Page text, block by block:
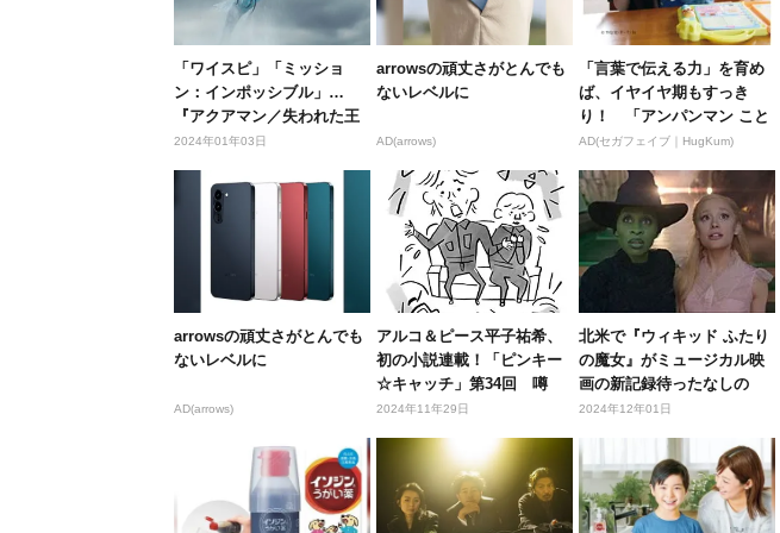
「ワイスピ」「ミッショ
ン：インポッシブル」…
『アクアマン／失われた王
国』と一緒に...
2024年01年03日
arrowsの頑丈さがとんでも
ないレベルに
AD(arrows)
「言葉で伝える力」を育め
ば、イヤイヤ期もすっき
り！ 「アンパンマン こと
ばずかん...
AD(セガフェイブ｜HugKum)
arrowsの頑丈さがとんでも
ないレベルに
AD(arrows)
アルコ＆ピース平子祐希、
初の小説連載！「ピンキー
☆キャッチ」第34回 噂
2024年11年29日
北米で『ウィキッド ふたり
の魔女』がミュージカル映
画の新記録待ったなしの
オープニ...
2024年12年01日